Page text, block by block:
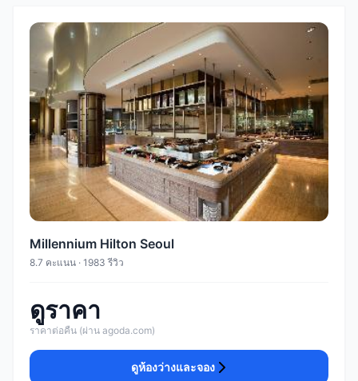
Millennium Hilton Seoul
8.7 คะแนน · 1983 รีวิว
ดูราคา
ราคาต่อคืน (ผ่าน agoda.com)
ดูห้องว่างและจอง